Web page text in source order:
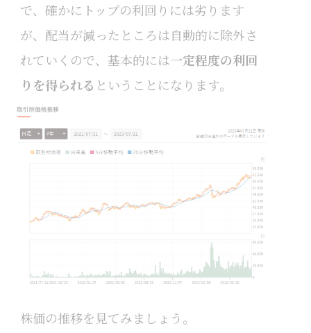
で、確かにトップの利回りには劣ります
が、配当が減ったところは自動的に除外さ
れていくので、基本的には一定程度の利回
りを得られる ということになります。
株価の推移を見てみましょう。